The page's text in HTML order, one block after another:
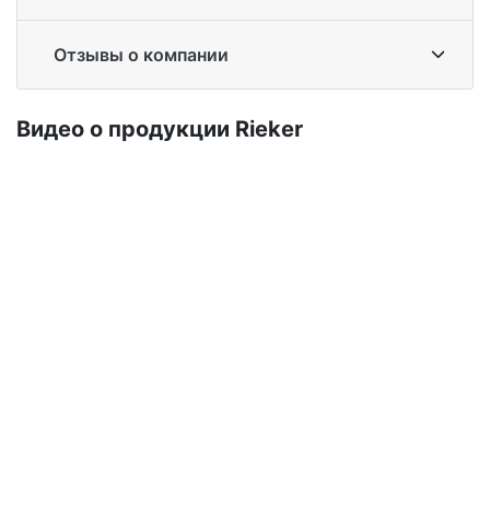
Отзывы о компании
Ви­део о про­дук­ции Ri­eker